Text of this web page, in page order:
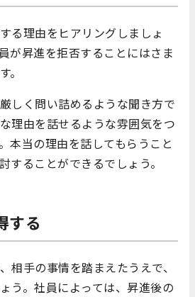
る理由をヒアリングしましょ
が昇進を拒否することにはさま
。
しく問い詰めるような聞き方で
理由を話せるような雰囲気をつ
本当の理由を話してもらうこと
することができるでしょう。
する
相手の事情を踏まえたうえで、
う。社員によっては、昇進後の